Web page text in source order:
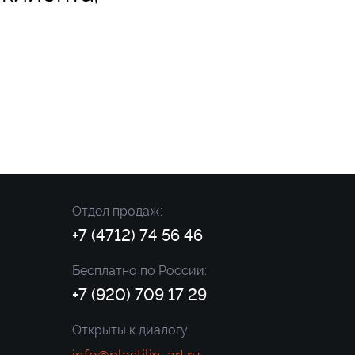
Отдел продаж:
+7 (4712) 74 56 46
Бесплатно по России:
+7 (920) 709 17 29
Открыты к диалогу